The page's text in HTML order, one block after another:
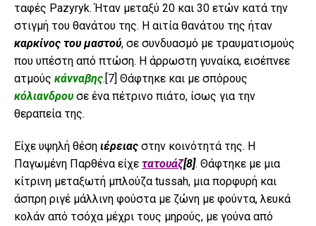
ταφές Pazyryk. Ήταν μεταξύ 20 και 30 ετών κατά την
στιγμή του θανάτου της. Η αιτία θανάτου της ήταν
καρκίνος του μαστού, σε συνδυασμό με τραυματισμούς
που υπέστη από πτώση. Η άρρωστη γυναίκα, εισέπνεε
ατμούς κάνναβης.[7] Θάφτηκε και με σπόρους
κόλιανδρου σε ένα πέτρινο πιάτο, ίσως για την
θεραπεία της.
Είχε υψηλή θέση ιέρειας στην κοινότητά της. Η
Παγωμένη Παρθένα είχε τατουάζ[8]. Θάφτηκε με μια
κίτρινη μεταξωτή μπλούζα tussah, μια πορφυρή και
άσπρη ριγέ μάλλινη φούστα με ζώνη με φούντα, λευκά
κολάν από τσόχα μέχρι τους μηρούς, με γούνα από